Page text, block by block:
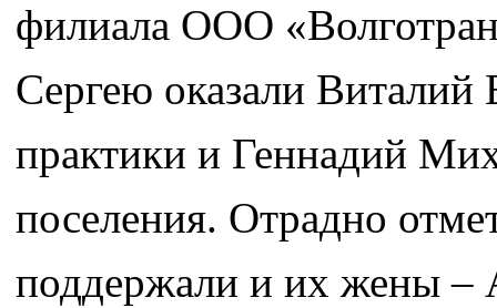
филиала ООО
Сергею оказали
практики и Геннадий
поселения. Отрадно
поддержали и их жены –